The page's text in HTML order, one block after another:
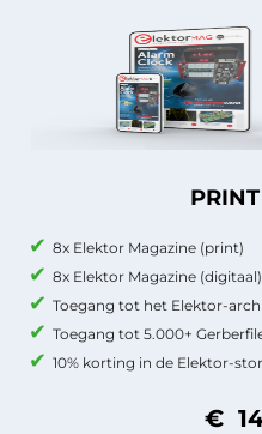
PRINT
8x Elektor Magazine (print)
8x Elektor Magazine (digitaal)
Toegang tot het Elektor-
Toegang tot 5.000+
10% korting in de Elektor-
€